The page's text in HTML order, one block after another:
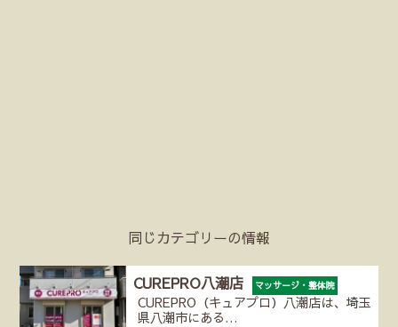
同じカテゴリーの情報
CUREPRO八潮店 マッサージ・整体院
CUREPRO（キュアプロ）八潮店は、埼玉
県八潮市にある…